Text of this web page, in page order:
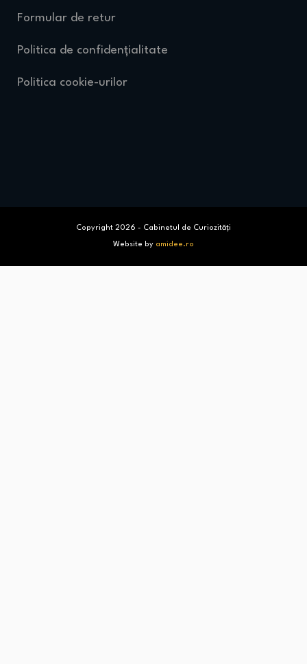
Formular de retur
Politica de confidențialitate
Politica cookie-urilor
Copyright 2026 - Cabinetul de Curiozități
Website by amidee.ro